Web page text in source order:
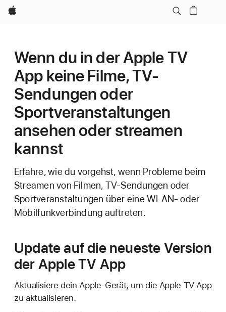
Apple
Wenn du in der Apple TV
App keine Filme, TV-
Sendungen oder
Sportveranstaltungen
ansehen oder streamen
kannst
Erfahre, wie du vorgehst, wenn Probleme beim
Streamen von Filmen, TV-Sendungen oder
Sportveranstaltungen über eine WLAN- oder
Mobilfunkverbindung auftreten.
Update auf die neueste Version
der Apple TV App
Aktualisiere dein Apple-Gerät, um die Apple TV App
zu aktualisieren.